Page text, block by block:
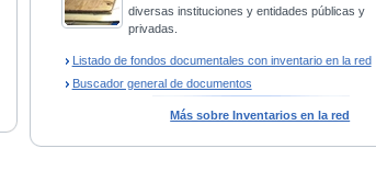
diversas instituciones y entidades públicas y
privadas.
Listado de fondos documentales con inventario en la red
Buscador general de documentos
Más sobre Inventarios en la red